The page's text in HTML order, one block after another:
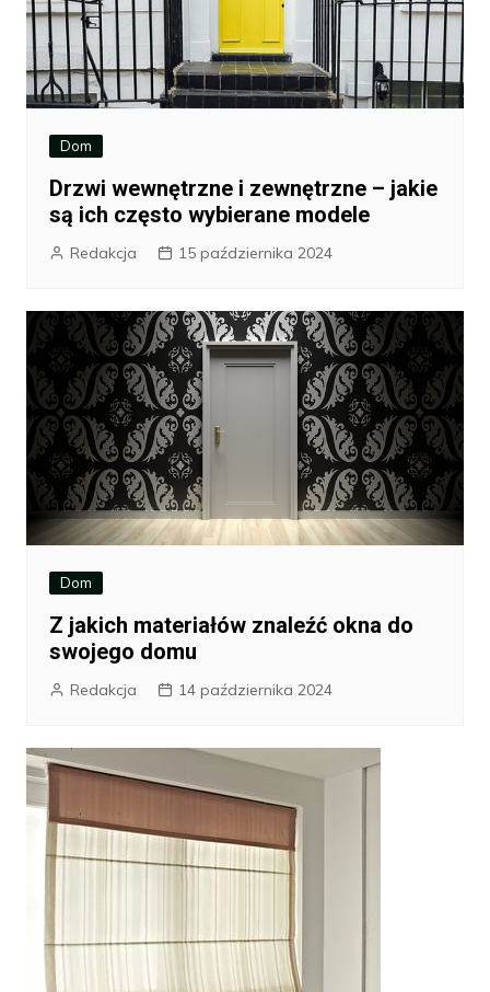
Dom
Drzwi wewnętrzne i zewnętrzne – jakie
są ich często wybierane modele
Redakcja 15 października 2024
Dom
Z jakich materiałów znaleźć okna do
swojego domu
Redakcja 14 października 2024